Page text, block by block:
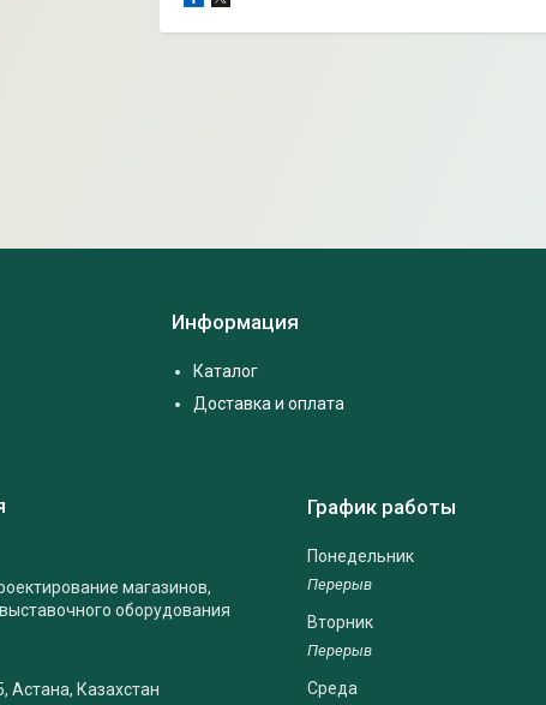
Информация
Каталог
Доставка и оплата
магазинов,
оборудования
Астана, Казахстан
График работы
Понедельник
Вторник
Среда